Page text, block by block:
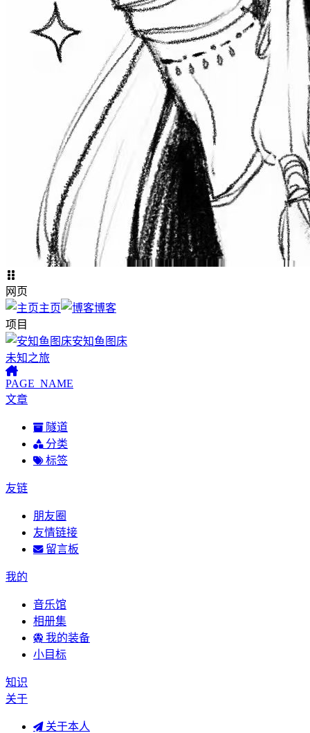
网页
主页
博客
项目
安知鱼图床
未知之旅
PAGE_NAME
文章
隧道
分类
标签
友链
朋友圈
友情链接
留言板
我的
音乐馆
相册集
我的装备
小目标
知识
关于
关于本人